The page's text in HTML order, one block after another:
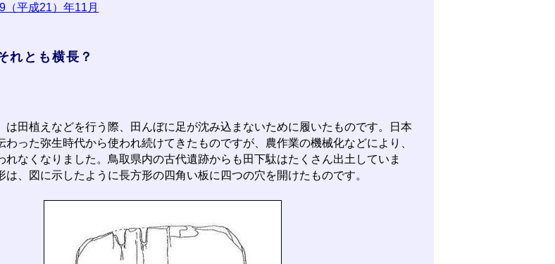
（平成21）年11月
れとも横長？
田植えなどを行う際、田んぼに足が沈み込まないために履いたものです。日本
わった弥生時代から使われ続けてきたものですが、農作業の機械化などにより、
れなくなりました。鳥取県内の古代遺跡からも田下駄はたくさん出土していま
は、図に示したように長方形の四角い板に四つの穴を開けたものです。